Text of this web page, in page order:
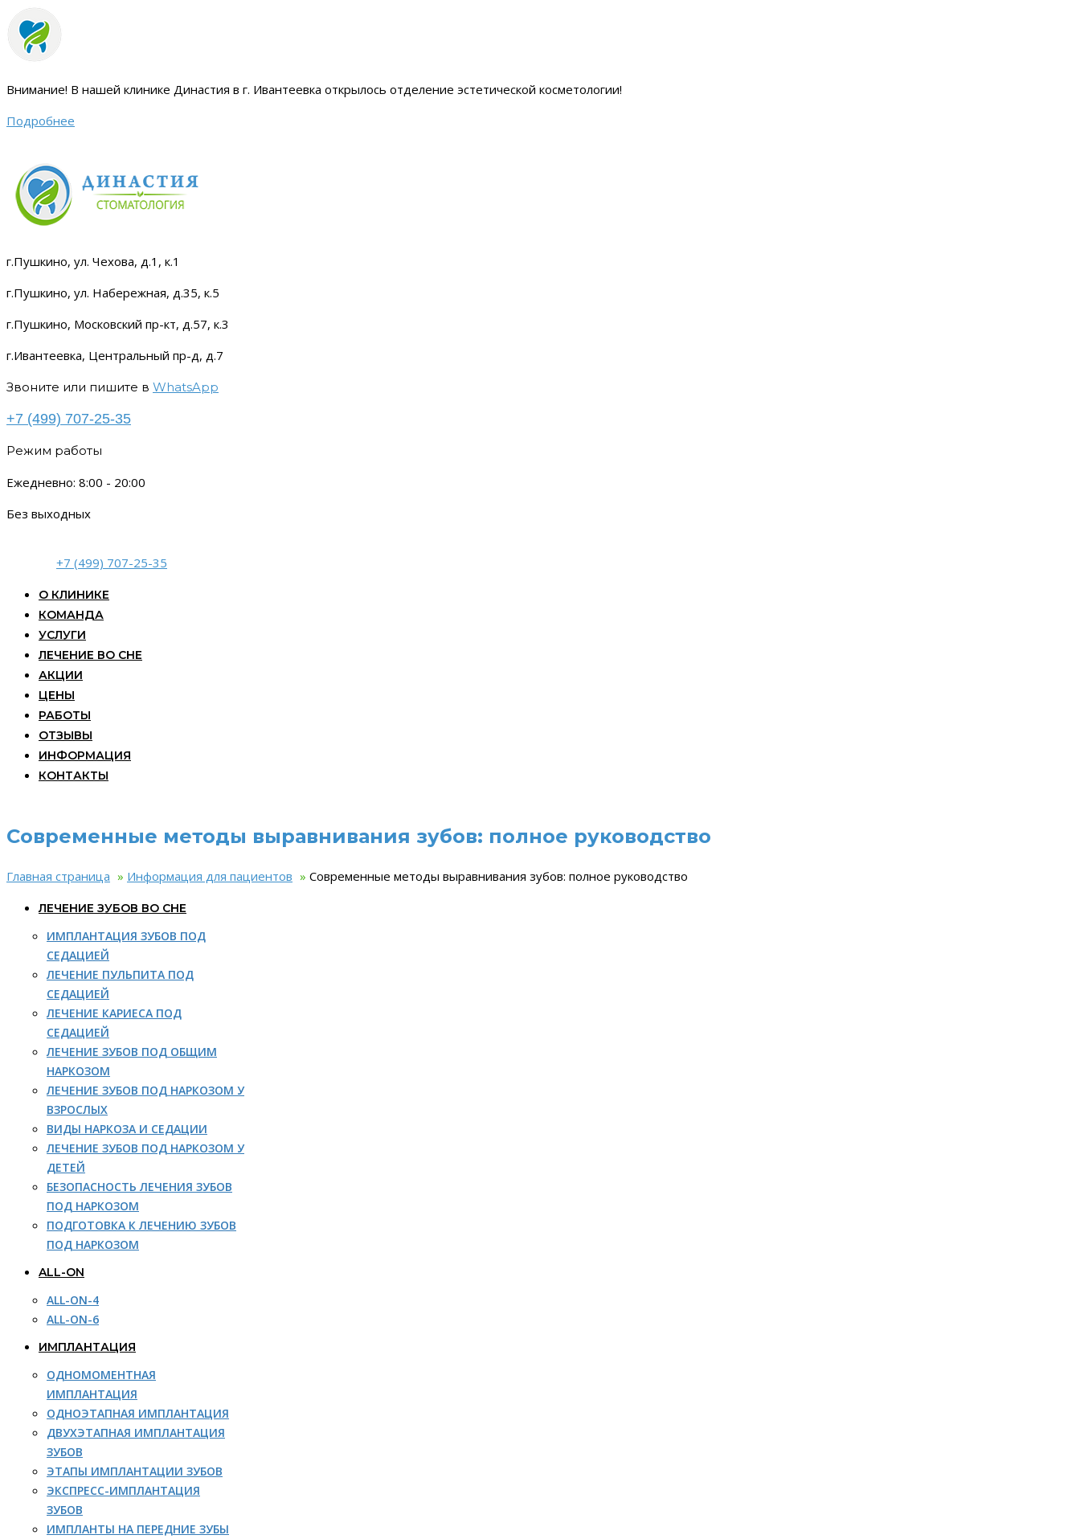
Внимание! В нашей клинике Династия в г. Ивантеевка открылось отделение эстетической косметологии!
Подробнее
г.Пушкино, ул. Чехова, д.1, к.1
г.Пушкино, ул. Набережная, д.35, к.5
г.Пушкино, Московский пр-кт, д.57, к.3
г.Ивантеевка, Центральный пр-д, д.7
Звоните или пишите в WhatsApp
+7 (499) 707-25-35
Режим работы
Ежедневно: 8:00 - 20:00
Без выходных
+7 (499) 707-25-35
О КЛИНИКЕ
КОМАНДА
УСЛУГИ
ЛЕЧЕНИЕ ВО СНЕ
АКЦИИ
ЦЕНЫ
РАБОТЫ
ОТЗЫВЫ
ИНФОРМАЦИЯ
КОНТАКТЫ
Современные методы выравнивания зубов: полное руководство
Главная страница » Информация для пациентов » Современные методы выравнивания зубов: полное руководство
ЛЕЧЕНИЕ ЗУБОВ ВО СНЕ
ИМПЛАНТАЦИЯ ЗУБОВ ПОД
СЕДАЦИЕЙ
ЛЕЧЕНИЕ ПУЛЬПИТА ПОД
СЕДАЦИЕЙ
ЛЕЧЕНИЕ КАРИЕСА ПОД
СЕДАЦИЕЙ
ЛЕЧЕНИЕ ЗУБОВ ПОД ОБЩИМ
НАРКОЗОМ
ЛЕЧЕНИЕ ЗУБОВ ПОД НАРКОЗОМ У
ВЗРОСЛЫХ
ВИДЫ НАРКОЗА И СЕДАЦИИ
ЛЕЧЕНИЕ ЗУБОВ ПОД НАРКОЗОМ У
ДЕТЕЙ
БЕЗОПАСНОСТЬ ЛЕЧЕНИЯ ЗУБОВ
ПОД НАРКОЗОМ
ПОДГОТОВКА К ЛЕЧЕНИЮ ЗУБОВ
ПОД НАРКОЗОМ
ALL-ON
ALL-ON-4
ALL-ON-6
ИМПЛАНТАЦИЯ
ОДНОМОМЕНТНАЯ
ИМПЛАНТАЦИЯ
ОДНОЭТАПНАЯ ИМПЛАНТАЦИЯ
ДВУХЭТАПНАЯ ИМПЛАНТАЦИЯ
ЗУБОВ
ЭТАПЫ ИМПЛАНТАЦИИ ЗУБОВ
ЭКСПРЕСС-ИМПЛАНТАЦИЯ
ЗУБОВ
ИМПЛАНТЫ НА ПЕРЕДНИЕ ЗУБЫ